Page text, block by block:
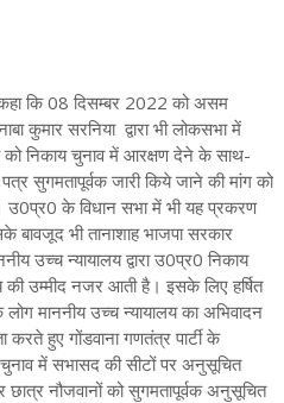
कहा कि 08 दिसम्बर 2022 को असम
कुमार सरनिया द्वारा भी लोकसभा में
निकाय चुनाव में आरक्षण देने के साथ-
सुगमतापूर्वक जारी किये जाने की मांग को
के विधान सभा में भी यह प्रकरण
बावजूद भी तानाशाह भाजपा सरकार
उच्च न्यायालय द्वारा उ0प्र0 निकाय
की उम्मीद नजर आती है। इसके लिए हर्षित
माननीय उच्च न्यायालय का अभिवादन
करते हुए गोंडवाना गणतंत्र पार्टी के
में सभासद की सीटों पर अनुसूचित
नौजवानों को सुगमतापूर्वक अनुसूचित